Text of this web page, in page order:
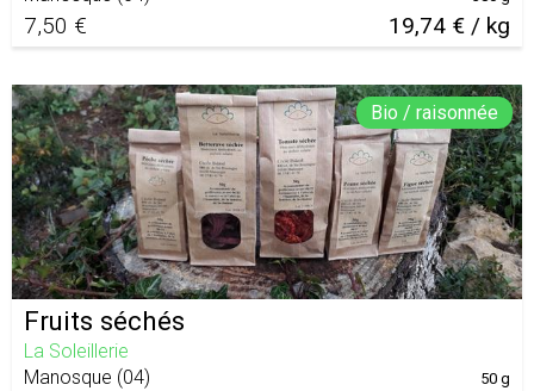
7,50 € 19,74 € / kg
Bio / raisonnée
Fruits séchés
La Soleillerie
Manosque (04) 50 g